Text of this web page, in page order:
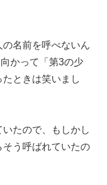
名前を呼べないん
かって「第3の少
ときは笑いまし
たので、もしかし
う呼ばれていたの